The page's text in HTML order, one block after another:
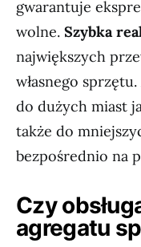
gwarantuje
wolne. Szybka
największych
własnego
do dużych miast
także do
bezpośrednio na
Czy
agregatu